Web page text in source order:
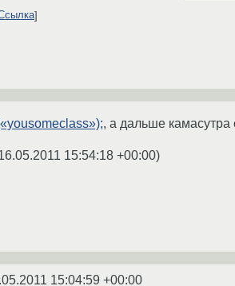
, а дальше камасутра
15:54:18 +00:00)
15:04:59 +00:00